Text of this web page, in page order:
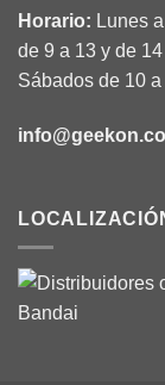
Horario: Lunes
de 9 a 13 y de
Sábados de 10 a